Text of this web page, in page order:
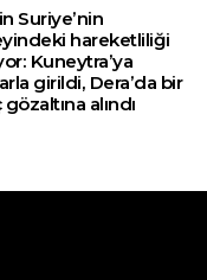
Suriye’nin
hareketliliği
Kuneytra’ya
girildi, Dera’da bir
alındı